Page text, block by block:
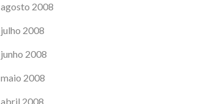
agosto 2008
julho 2008
junho 2008
maio 2008
abril 2008